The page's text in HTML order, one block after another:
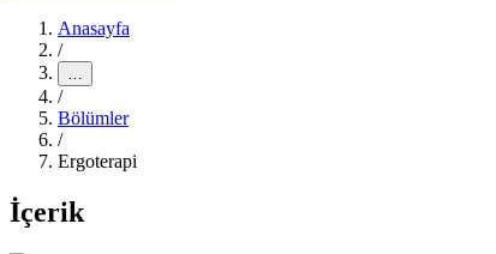
Anasayfa
/
…
/
Bölümler
/
Ergoterapi
İçerik